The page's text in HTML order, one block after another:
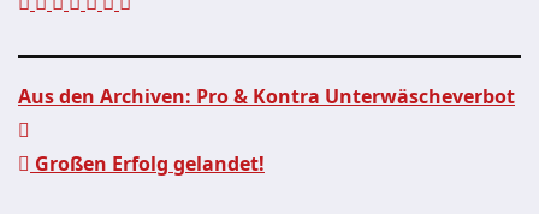
Beitragsnavigation
Aus den Archiven: Pro & Kontra Unterwäscheverbot
Großen Erfolg gelandet!